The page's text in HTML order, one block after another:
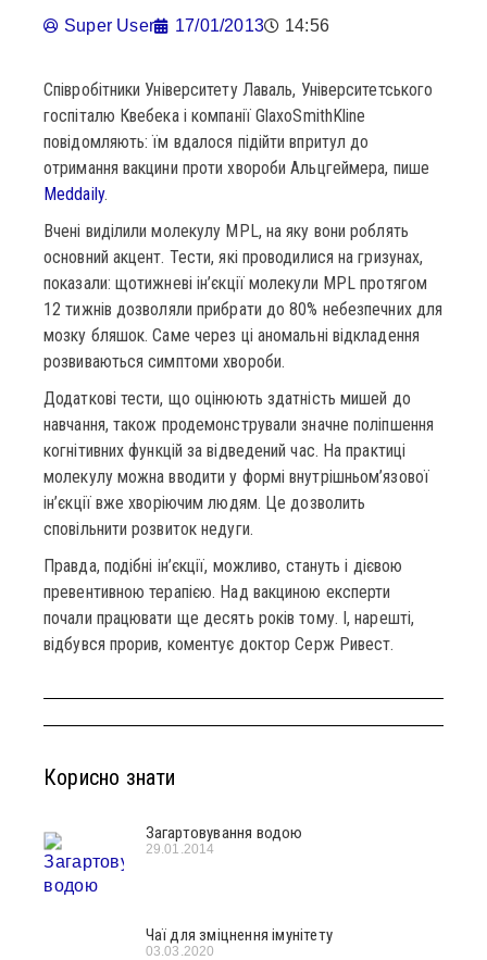
Super User 17/01/2013 14:56
Співробітники Університету Лаваль, Університетського
госпіталю Квебека і компанії GlaxoSmithKline
повідомляють: їм вдалося підійти впритул до
отримання вакцини проти хвороби Альцгеймера, пише
Meddaily.
Вчені виділили молекулу MPL, на яку вони роблять
основний акцент. Тести, які проводилися на гризунах,
показали: щотижневі ін’єкції молекули MPL протягом
12 тижнів дозволяли прибрати до 80% небезпечних для
мозку бляшок. Саме через ці аномальні відкладення
розвиваються симптоми хвороби.
Додаткові тести, що оцінюють здатність мишей до
навчання, також продемонстрували значне поліпшення
когнітивних функцій за відведений час. На практиці
молекулу можна вводити у формі внутрішньом’язової
ін’єкції вже хворіючим людям. Це дозволить
сповільнити розвиток недуги.
Правда, подібні ін’єкції, можливо, стануть і дієвою
превентивною терапією. Над вакциною експерти
почали працювати ще десять років тому. І, нарешті,
відбувся прорив, коментує доктор Серж Ривест.
Корисно знати
Загартовування водою
29.01.2014
Чаї для зміцнення імунітету
03.03.2020